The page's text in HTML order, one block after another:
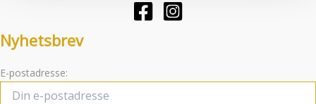
produktsiden
Nyhetsbrev
E-postadresse: